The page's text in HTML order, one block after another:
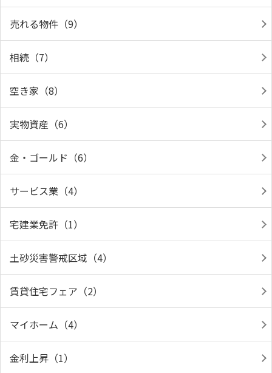
売れる物件（9）
相続（7）
空き家（8）
実物資産（6）
金・ゴールド（6）
サービス業（4）
宅建業免許（1）
土砂災害警戒区域（4）
賃貸住宅フェア（2）
マイホーム（4）
金利上昇（1）